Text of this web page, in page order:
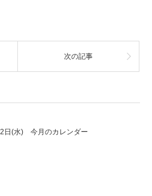
次の記事
日(水) 今月のカレンダー